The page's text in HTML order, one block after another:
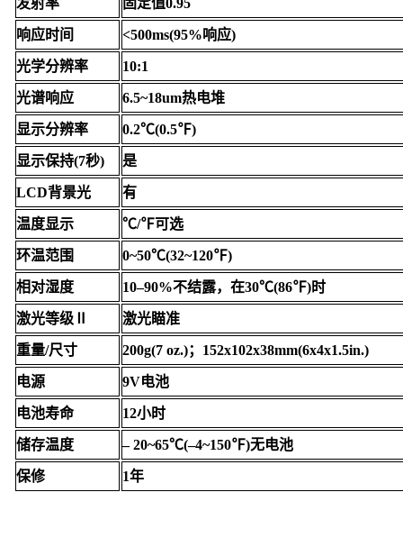
发射率 固定值0.95
响应时间 <500ms(95%响应)
光学分辨率 10:1
光谱响应 6.5~18um热电堆
显示分辨率 0.2℃(0.5℉)
显示保持(7秒) 是
LCD背景光 有
温度显示 ℃/℉可选
环温范围 0~50℃(32~120℉)
相对湿度 10–90%不结露，在30℃(86℉)时
激光等级Ⅱ 激光瞄准
重量/尺寸 200g(7 oz.)；152x102x38mm(6x4x1.5in.)
电源 9V电池
电池寿命 12小时
储存温度 – 20~65℃(–4~150℉)无电池
保修 1年